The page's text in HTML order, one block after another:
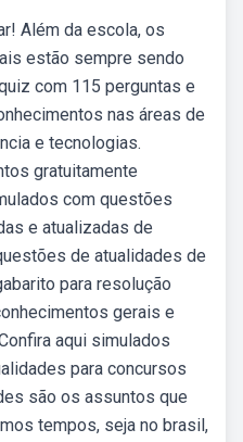
Além da escola, os
estão sempre sendo
com 115 perguntas e
nas áreas de
e tecnologias.
gratuitamente
com questões
e atualizadas de
de atualidades de
para resolução
gerais e
aqui simulados
para concursos
são os assuntos que
tempos, seja no brasil,